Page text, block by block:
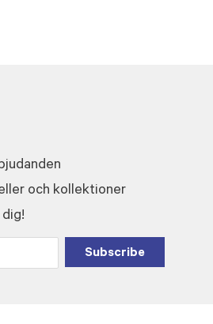
och kollektioner
Subscribe